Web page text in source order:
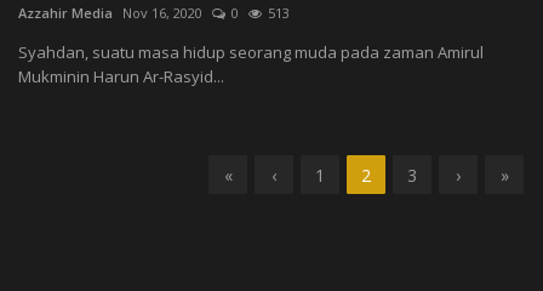
Azzahir Media Nov 16, 2020 0 513
Syahdan, suatu masa hidup seorang muda pada zaman Amirul
Mukminin Harun Ar-Rasyid...
« ‹ 1 2 3 › »